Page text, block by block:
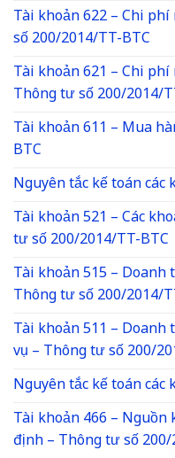
Tài khoản 622 – Chi
số 200/2014/TT-BTC
Tài khoản 621 – Chi
Thông tư số 200/2014/
Tài khoản 611 – Mua
BTC
Nguyên tắc kế toán
Tài khoản 521 – Các
tư số 200/2014/TT-BTC
Tài khoản 515 –
Thông tư số 200/2014/
Tài khoản 511 –
vụ – Thông tư số 200/
Nguyên tắc kế toán
Tài khoản 466 –
định – Thông tư số